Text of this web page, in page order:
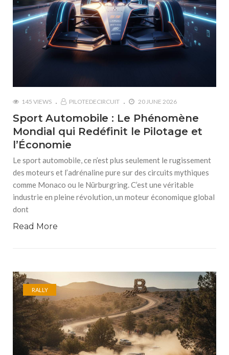
145 VIEWS PILOTEDECIRCUIT 20 JUNE 2026
Sport Automobile : Le Phénomène
Mondial qui Redéfinit le Pilotage et
l’Économie
Le sport automobile, ce n’est plus seulement le rugissement
des moteurs et l’adrénaline pure sur des circuits mythiques
comme Monaco ou le Nürburgring. C’est une véritable
industrie en pleine révolution, un moteur économique global
dont
Read More
RALLY